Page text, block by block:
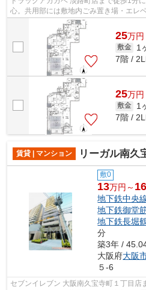
心。共用部には敷地内ごみ置き場・エレ
も充実しています。空気の入れ替えがで...
25万円
敷金 1
7階 /
25万円
敷金 1
7階 /
賃貸 | マンション リーガル南久
敷0
13万円～
地下鉄中央
地下鉄御堂
地下鉄長堀
分
築3年 /
大阪府大阪
５-6
セブンイレブン 大阪南久宝寺町１丁目店